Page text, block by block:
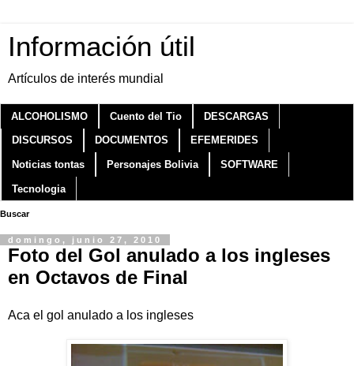
Información útil
Artículos de interés mundial
ALCOHOLISMO Cuento del Tio DESCARGAS
DISCURSOS DOCUMENTOS EFEMERIDES
Noticias tontas Personajes Bolivia SOFTWARE
Tecnologia
Buscar
domingo, junio 27, 2010
Foto del Gol anulado a los ingleses
en Octavos de Final
Aca el gol anulado a los ingleses